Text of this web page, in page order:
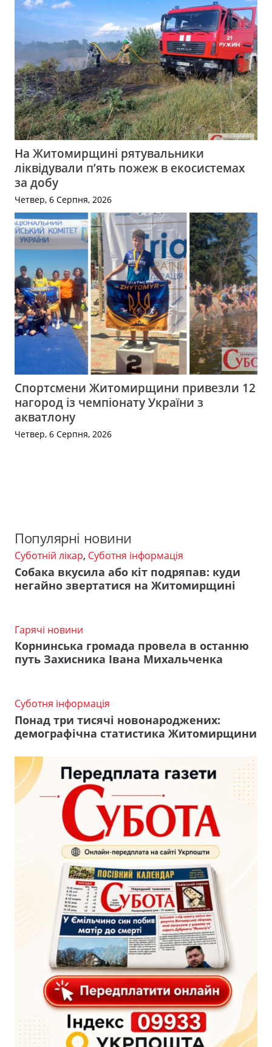
На Житомирщині рятувальники
ліквідували п’ять пожеж в екосистемах
за добу
Четвер, 6 Серпня, 2026
Спортсмени Житомирщини привезли 12
нагород із чемпіонату України з
акватлону
Четвер, 6 Серпня, 2026
Популярні новини
Суботній лікар, Суботня інформація
Собака вкусила або кіт подряпав: куди
негайно звертатися на Житомирщині
Гарячі новини
Корнинська громада провела в останню
путь Захисника Івана Михальченка
Суботня інформація
Понад три тисячі новонароджених:
демографічна статистика Житомирщини